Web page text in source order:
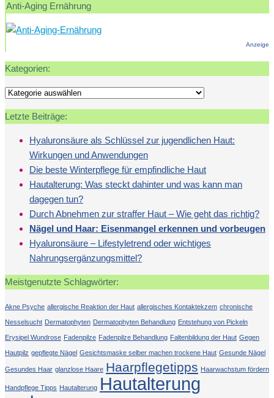
Anti-Aging Ernährung
Anzeige
Kategorien:
Kategorien:
Letzte Beiträge:
Hyaluronsäure als Schlüssel zur jugendlichen Haut:
Wirkungen und Anwendungen
Die beste Winterpflege für empfindliche Haut
Hautalterung: Was steckt dahinter und was kann man
dagegen tun?
Durch Abnehmen zur straffer Haut – Wie geht das richtig?
Nägel und Haar: Eisenmangel erkennen und vorbeugen
Hyaluronsäure – Lifestyletrend oder wichtiges
Nahrungsergänzungsmittel?
Meistgenutzte Schlagwörter:
Akne Psyche allergische Reaktion der Haut allergisches Kontaktekzem chronische
Nesselsucht Dermatophyten Dermatophyten Behandlung Entstehung von Pickeln
Erysipel Wundrose Fadenpilze Fadenpilze Behandlung Faltenbildung der Haut Gegen
Hautpilz gepflegte Nägel Gesichtsmaske selber machen trockene Haut Gesunde Nägel
Gesundes Haar glanzlose Haare Haarpflegetipps Haarwachstum fördern
Handpflege Tipps Hautalterung Hautalterung